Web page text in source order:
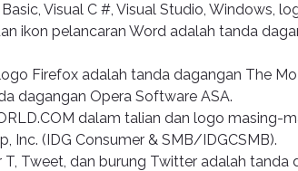
Visual C #, Visual Studio, Windows,
ikon pelancaran Word adalah tanda
Firefox adalah tanda dagangan The
dagangan Opera Software ASA.
dalam talian dan logo masing-
Inc. (IDG Consumer & SMB/IDGCSMB).
Tweet, dan burung Twitter adalah tanda